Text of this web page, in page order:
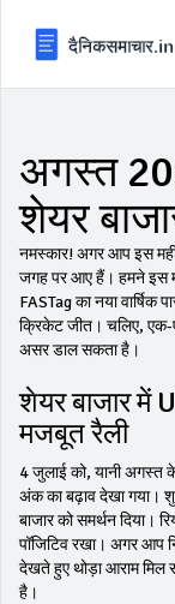
अगस्त
शेयर
नमस्कार! अगर आप इस
जगह पर आए हैं। हमने इस
FASTag का नया वार्षिक
क्रिकेट जीत। चलिए,
असर डाल सकता है।
शेयर बाजार में
मजबूत रैली
4 जुलाई को, यानी
अंक का बढ़ाव देखा गया।
बाजार को समर्थन दिया।
पॉजिटिव रखा। अगर आप
देखते हुए थोड़ा आराम मिल
है।